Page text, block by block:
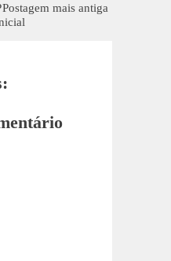
Postagem mais antiga